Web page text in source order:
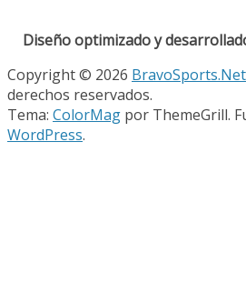
Diseño optimizado y
Copyright © 2026
derechos reservados.
Tema: ColorMag por ThemeGrill.
WordPress.